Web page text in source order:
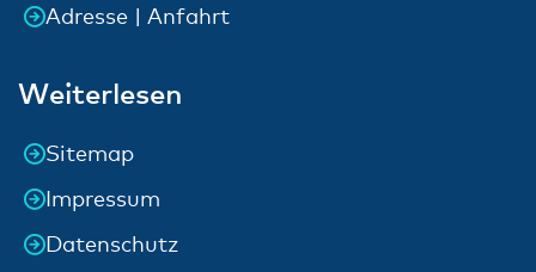
Adresse | Anfahrt
Weiterlesen
Sitemap
Impressum
Datenschutz